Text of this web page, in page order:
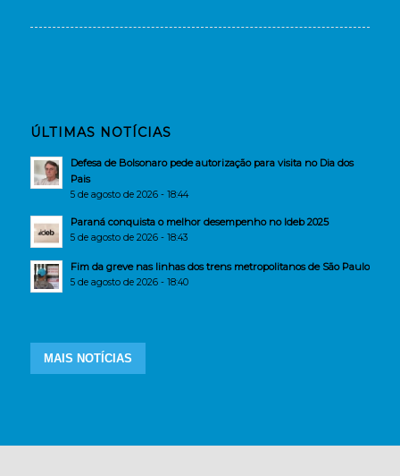
ÚLTIMAS NOTÍCIAS
Defesa de Bolsonaro pede autorização para visita no Dia dos
Pais
5 de agosto de 2026 - 18:44
Paraná conquista o melhor desempenho no Ideb 2025
5 de agosto de 2026 - 18:43
Fim da greve nas linhas dos trens metropolitanos de São Paulo
5 de agosto de 2026 - 18:40
MAIS NOTÍCIAS